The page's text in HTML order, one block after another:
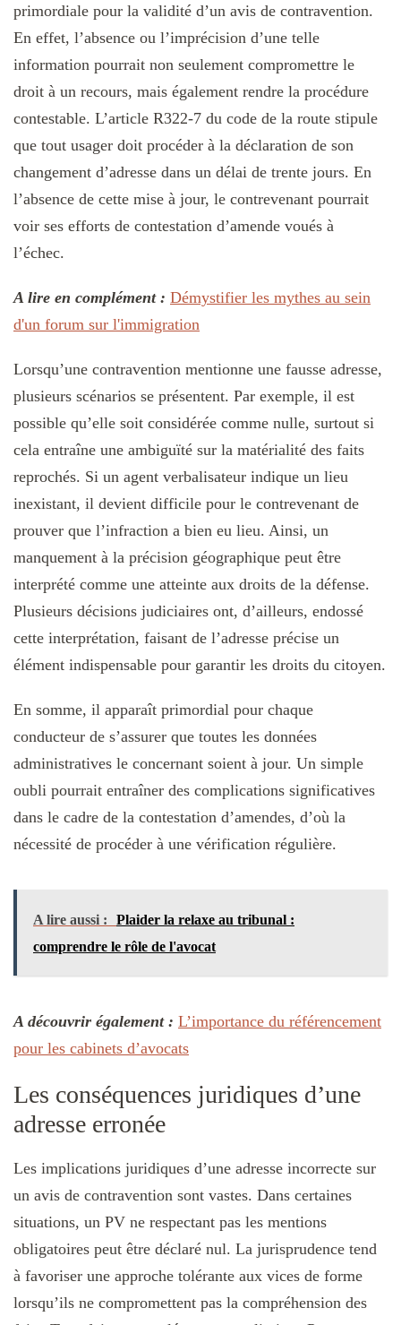
primordiale pour la validité d’un avis de contravention.
En effet, l’absence ou l’imprécision d’une telle
information pourrait non seulement compromettre le
droit à un recours, mais également rendre la procédure
contestable. L’article R322-7 du code de la route stipule
que tout usager doit procéder à la déclaration de son
changement d’adresse dans un délai de trente jours. En
l’absence de cette mise à jour, le contrevenant pourrait
voir ses efforts de contestation d’amende voués à
l’échec.
A lire en complément : Démystifier les mythes au sein
d'un forum sur l'immigration
Lorsqu’une contravention mentionne une fausse adresse,
plusieurs scénarios se présentent. Par exemple, il est
possible qu’elle soit considérée comme nulle, surtout si
cela entraîne une ambiguïté sur la matérialité des faits
reprochés. Si un agent verbalisateur indique un lieu
inexistant, il devient difficile pour le contrevenant de
prouver que l’infraction a bien eu lieu. Ainsi, un
manquement à la précision géographique peut être
interprété comme une atteinte aux droits de la défense.
Plusieurs décisions judiciaires ont, d’ailleurs, endossé
cette interprétation, faisant de l’adresse précise un
élément indispensable pour garantir les droits du citoyen.
En somme, il apparaît primordial pour chaque
conducteur de s’assurer que toutes les données
administratives le concernant soient à jour. Un simple
oubli pourrait entraîner des complications significatives
dans le cadre de la contestation d’amendes, d’où la
nécessité de procéder à une vérification régulière.
A lire aussi :
Plaider la relaxe au tribunal :
comprendre le rôle de l'avocat
A découvrir également : L’importance du référencement
pour les cabinets d’avocats
Les conséquences juridiques d’une
adresse erronée
Les implications juridiques d’une adresse incorrecte sur
un avis de contravention sont vastes. Dans certaines
situations, un PV ne respectant pas les mentions
obligatoires peut être déclaré nul. La jurisprudence tend
à favoriser une approche tolérante aux vices de forme
lorsqu’ils ne compromettent pas la compréhension des